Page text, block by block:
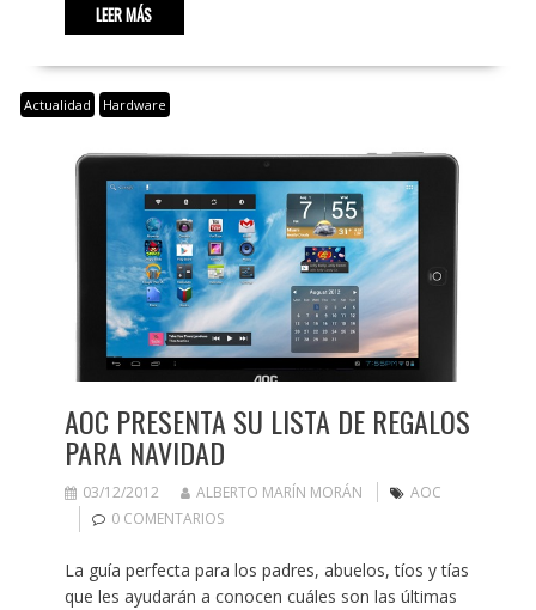
LEER MÁS
Actualidad Hardware
AOC PRESENTA SU LISTA DE REGALOS
PARA NAVIDAD
03/12/2012 ALBERTO MARÍN MORÁN
AOC
0 COMENTARIOS
La guía perfecta para los padres, abuelos, tíos y tías
que les ayudarán a conocen cuáles son las últimas